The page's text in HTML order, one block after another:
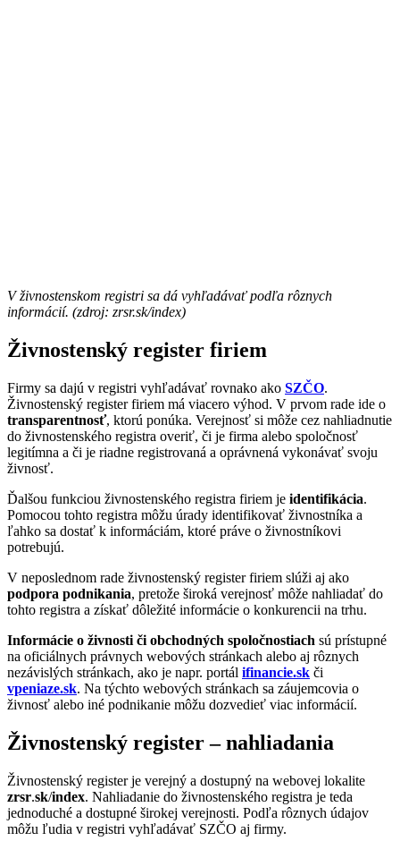
V živnostenskom registri sa dá vyhľadávať podľa rôznych
informácií. (zdroj: zrsr.sk/index)
Živnostenský register firiem
Firmy sa dajú v registri vyhľadávať rovnako ako SZČO.
Živnostenský register firiem má viacero výhod. V prvom rade ide o
transparentnosť, ktorú ponúka. Verejnosť si môže cez nahliadnutie
do živnostenského registra overiť, či je firma alebo spoločnosť
legitímna a či je riadne registrovaná a oprávnená vykonávať svoju
živnosť.
Ďalšou funkciou živnostenského registra firiem je identifikácia.
Pomocou tohto registra môžu úrady identifikovať živnostníka a
ľahko sa dostať k informáciám, ktoré práve o živnostníkovi
potrebujú.
V neposlednom rade živnostenský register firiem slúži aj ako
podpora podnikania, pretože široká verejnosť môže nahliadať do
tohto registra a získať dôležité informácie o konkurencii na trhu.
Informácie o živnosti či obchodných spoločnostiach sú prístupné
na oficiálnych právnych webových stránkach alebo aj rôznych
nezávislých stránkach, ako je napr. portál ifinancie.sk či
vpeniaze.sk. Na týchto webových stránkach sa záujemcovia o
živnosť alebo iné podnikanie môžu dozvedieť viac informácií.
Živnostenský register – nahliadania
Živnostenský register je verejný a dostupný na webovej lokalite
zrsr.sk/index. Nahliadanie do živnostenského registra je teda
jednoduché a dostupné širokej verejnosti. Podľa rôznych údajov
môžu ľudia v registri vyhľadávať SZČO aj firmy.